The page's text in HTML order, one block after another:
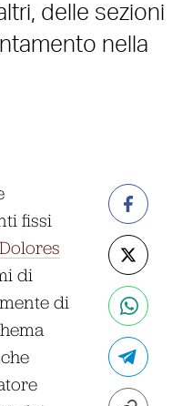
delle sezioni
nella
fissi
di
di